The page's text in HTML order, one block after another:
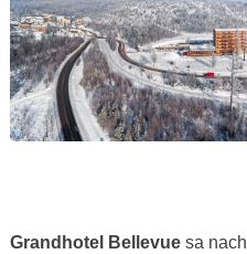
Grandhotel Bellevue sa